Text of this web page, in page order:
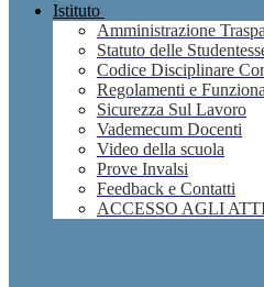
Istituto
Amministrazione
Statuto delle
Codice Disciplinare
Regolamenti e
Sicurezza Sul Lavoro
Vademecum Docenti
Video della scuola
Prove Invalsi
Feedback e Contatti
ACCESSO AGLI